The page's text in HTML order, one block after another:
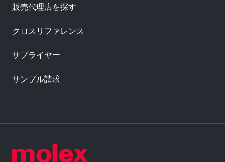
販売代理店を探す
クロスリファレンス
サプライヤー
サンプル請求